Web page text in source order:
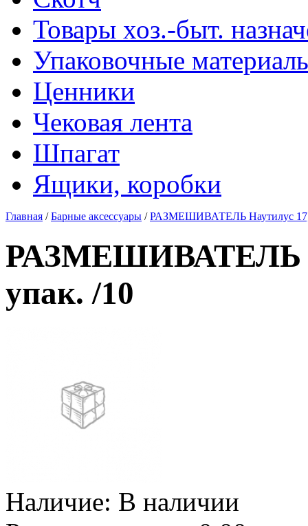
Товары хоз.-быт.
Упаковочные
Ценники
Чековая лента
Шпагат
Ящики, коробки
Главная /Барные аксессуары /РАЗМЕШИВАТЕЛЬ Наутилус
РАЗМЕШИВАТЕЛЬ
упак. /10
Наличие: В наличии